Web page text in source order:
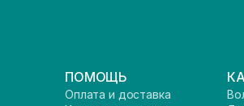
ПОМОЩЬ
Оплата и доставка